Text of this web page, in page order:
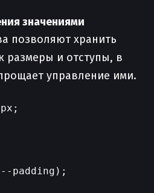
значениями
позволяют хранить
размеры и отступы, в
управление ими.
padding);